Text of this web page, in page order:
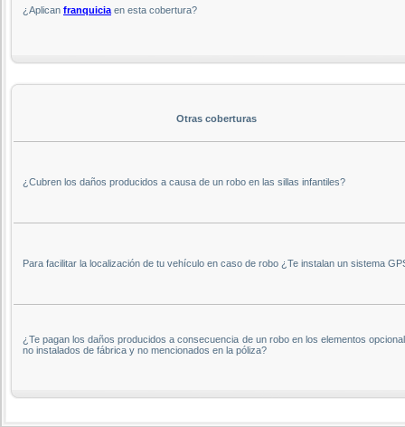
¿Aplican franquicia en esta cobertura?
Otras coberturas
¿Cubren los daños producidos a causa de un robo en las sillas infantiles?
Para facilitar la localización de tu vehículo en caso de robo ¿Te instalan un sistema
¿Te pagan los daños producidos a consecuencia de un robo en los elementos
no instalados de fábrica y no mencionados en la póliza?